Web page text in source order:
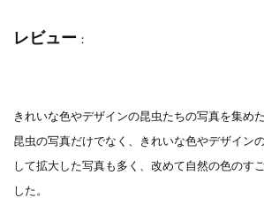
レビュー：
きれいな色やデザインの昆虫たちの写真を集め
昆虫の写真だけでなく、きれいな色やデザイン
して拡大した写真も多く、改めて自然の色のす
した。